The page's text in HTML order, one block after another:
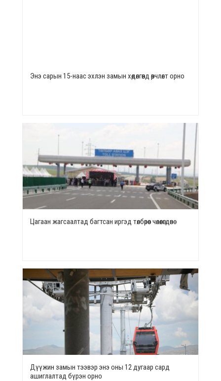
Энэ сарын 15-наас эхлэн замын хөдөлгөөнд өөрчлөлт орно
Цагаан жагсаалтад багтсан иргэд төлбөрөөс чөлөөлөгдөнө
Дүүжин замын тээвэр энэ оны 12 дугаар сард
ашиглалтад бүрэн орно